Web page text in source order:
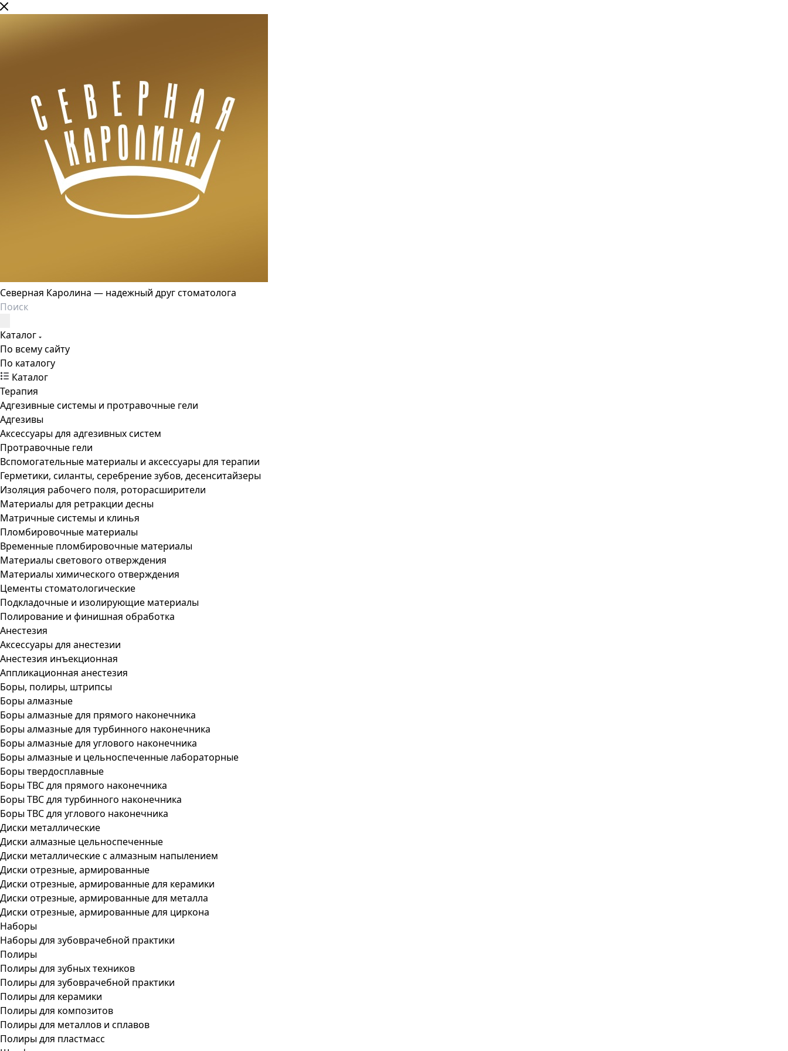
Северная Каролина — надежный друг стоматолога
Каталог
По всему сайту
По каталогу
Каталог
Терапия
Адгезивные системы и протравочные гели
Адгезивы
Аксессуары для адгезивных систем
Протравочные гели
Вспомогательные материалы и аксессуары для терапии
Герметики, силанты, серебрение зубов, десенситайзеры
Изоляция рабочего поля, роторасширители
Материалы для ретракции десны
Матричные системы и клинья
Пломбировочные материалы
Временные пломбировочные материалы
Материалы светового отверждения
Материалы химического отверждения
Цементы стоматологические
Подкладочные и изолирующие материалы
Полирование и финишная обработка
Анестезия
Аксессуары для анестезии
Анестезия инъекционная
Аппликационная анестезия
Боры, полиры, штрипсы
Боры алмазные
Боры алмазные для прямого наконечника
Боры алмазные для турбинного наконечника
Боры алмазные для углового наконечника
Боры алмазные и цельноспеченные лабораторные
Боры твердосплавные
Боры ТВС для прямого наконечника
Боры ТВС для турбинного наконечника
Боры ТВС для углового наконечника
Диски металлические
Диски алмазные цельноспеченные
Диски металлические с алмазным напылением
Диски отрезные, армированные
Диски отрезные, армированные для керамики
Диски отрезные, армированные для металла
Диски отрезные, армированные для циркона
Наборы
Наборы для зубоврачебной практики
Полиры
Полиры для зубных техников
Полиры для зубоврачебной практики
Полиры для керамики
Полиры для композитов
Полиры для металлов и сплавов
Полиры для пластмасс